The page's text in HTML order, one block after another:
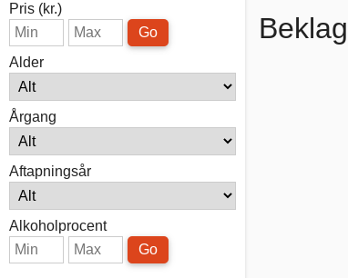
Pris (kr.)
Go
Alder
Årgang
Aftapningsår
Alkoholprocent
Go